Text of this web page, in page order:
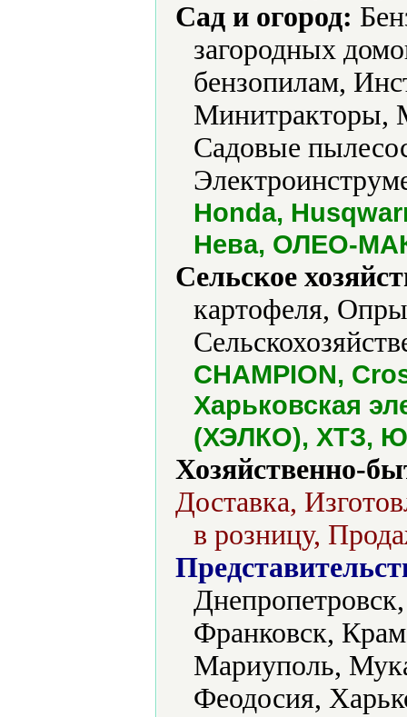
Сад и огород:
загородных
бензопилам,
Минитракторы,
Садовые
Honda,
Нева, ОЛЕО-
Сельское
картофеля,
CHAMPION,
Харьковская
(ХЭЛКО), ХТЗ,
Хозяйственно-
Доставка,
в розницу,
Франковск,
Мариуполь,
Феодосия,